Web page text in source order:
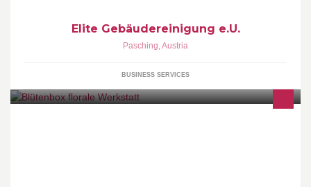
Elite Gebäudereinigung e.U.
Pasching,Austria
BUSINESS SERVICES